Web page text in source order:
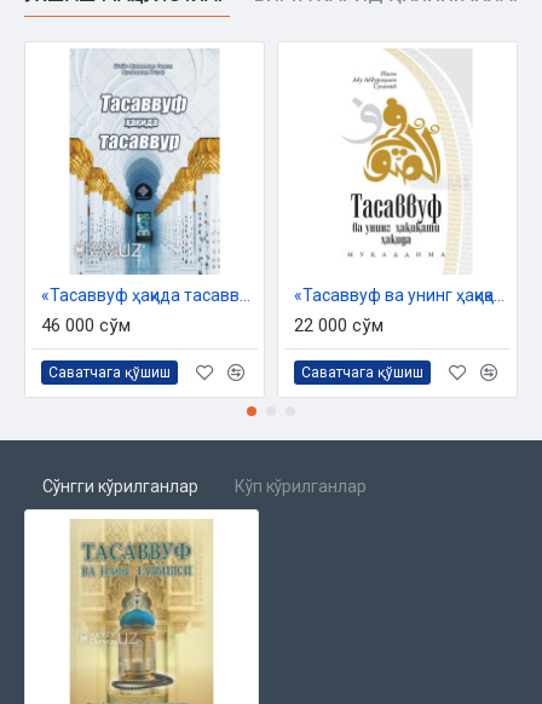
46 000 сўм
Саватчага қўшиш
22 000 сўм
Саватчага қўшиш
Сўнгги кўрилганлар Кўп кўрилганлар